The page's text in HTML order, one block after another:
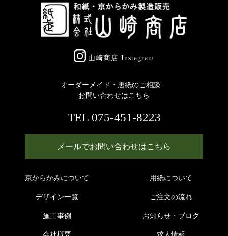
山崎商店 Instagram
オーダーメイド・唐紙のご相談
お問い合わせはこちら
TEL 075-451-8223
メールでお問い合わせはこちら
京からかみについて 用紙について
デザイン一覧 ご注文の流れ
施工事例 お知らせ・ブログ